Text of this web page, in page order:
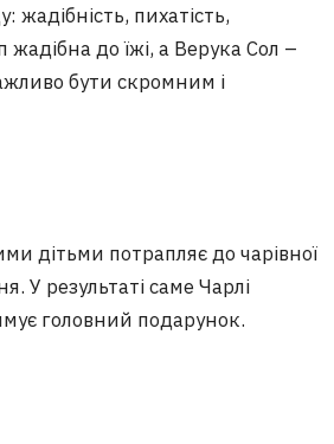
жадібність, пихатість,
жадібна до їжі, а Верука Сол –
бути скромним і
дітьми потрапляє до чарівної
У результаті саме Чарлі
головний подарунок.